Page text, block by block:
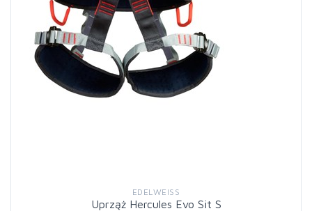
EDELWEISS
Uprząż Hercules Evo Sit S